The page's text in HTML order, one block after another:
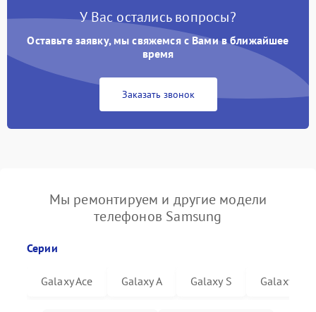
У Вас остались вопросы?
Оставьте заявку, мы свяжемся с Вами в ближайшее
время
Заказать звонок
Мы ремонтируем и другие модели
телефонов Samsung
Серии
Galaxy Ace Galaxy A Galaxy S Galaxy